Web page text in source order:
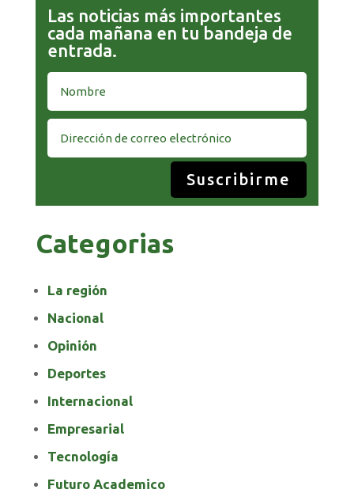
Las noticias más importantes
cada mañana en tu bandeja de
entrada.
Suscribirme
Categorias
La región
Nacional
Opinión
Deportes
Internacional
Empresarial
Tecnología
Futuro Academico